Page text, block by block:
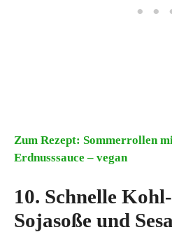
Zum Rezept: Sommerrollen
Erdnusssauce – vegan
10. Schnelle
Sojasoße und